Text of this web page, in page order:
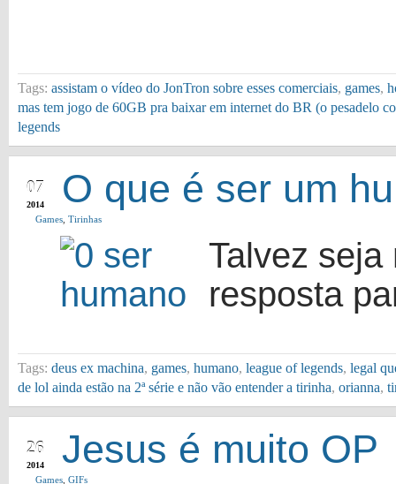
Tags: assistam o vídeo do JonTron sobre esses comerciais, games,
mas tem jogo de 60GB pra baixar em internet do BR (o pesadelo
legends
07
2014 O que é ser um
Games Tirinhas
Talvez
resposta
Tags: deus ex machina, games, humano, league of legends, legal
de lol ainda estão na 2ª série e não vão entender a tirinha, orianna,
26
2014 Jesus é muito OP
Games GIFs